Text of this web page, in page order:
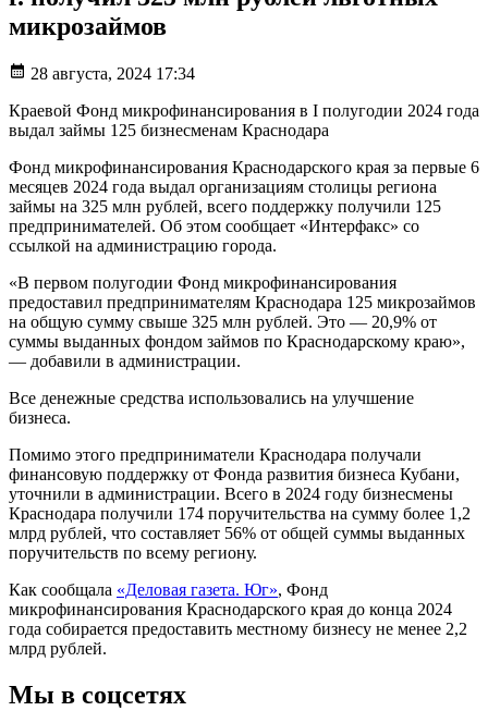
микрозаймов
28 августа, 2024 17:34
Краевой Фонд микрофинансирования в I полугодии 2024 года
выдал займы 125 бизнесменам Краснодара
Фонд микрофинансирования Краснодарского края за первые 6
месяцев 2024 года выдал организациям столицы региона
займы на 325 млн рублей, всего поддержку получили 125
предпринимателей. Об этом сообщает «Интерфакс» со
ссылкой на администрацию города.
«В первом полугодии Фонд микрофинансирования
предоставил предпринимателям Краснодара 125 микрозаймов
на общую сумму свыше 325 млн рублей. Это — 20,9% от
суммы выданных фондом займов по Краснодарскому краю»,
— добавили в администрации.
Все денежные средства использовались на улучшение
бизнеса.
Помимо этого предприниматели Краснодара получали
финансовую поддержку от Фонда развития бизнеса Кубани,
уточнили в администрации. Всего в 2024 году бизнесмены
Краснодара получили 174 поручительства на сумму более 1,2
млрд рублей, что составляет 56% от общей суммы выданных
поручительств по всему региону.
Как сообщала «Деловая газета. Юг», Фонд
микрофинансирования Краснодарского края до конца 2024
года собирается предоставить местному бизнесу не менее 2,2
млрд рублей.
Мы в соцсетях